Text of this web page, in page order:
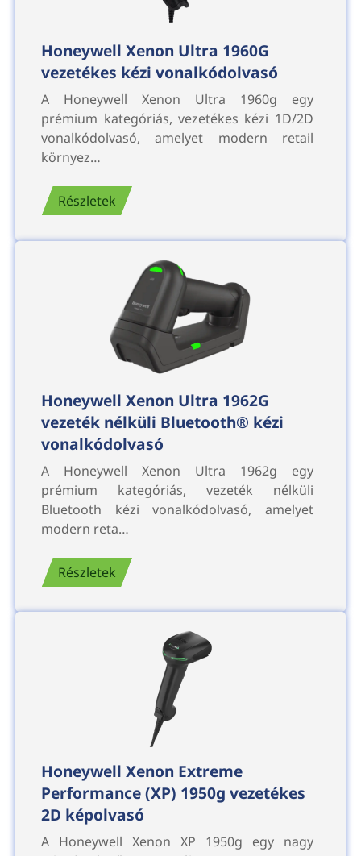
Honeywell Xenon Ultra 1960G
vezetékes kézi vonalkódolvasó
A Honeywell Xenon Ultra 1960g egy
prémium kategóriás, vezetékes kézi 1D/2D
vonalkódolvasó, amelyet modern retail
környez…
Részletek
Honeywell Xenon Ultra 1962G
vezeték nélküli Bluetooth® kézi
vonalkódolvasó
A Honeywell Xenon Ultra 1962g egy
prémium kategóriás, vezeték nélküli
Bluetooth kézi vonalkódolvasó, amelyet
modern reta…
Részletek
Honeywell Xenon Extreme
Performance (XP) 1950g vezetékes
2D képolvasó
A Honeywell Xenon XP 1950g egy nagy